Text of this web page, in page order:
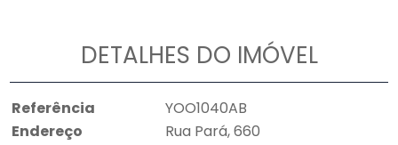
DETALHES DO IMÓVEL
Referência
YOO1040AB
Endereço
Rua Pará, 660